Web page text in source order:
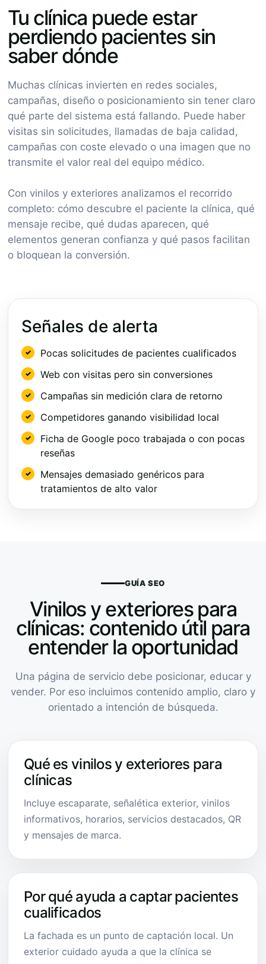
Tu clínica puede estar
perdiendo pacientes sin
saber dónde
Muchas clínicas invierten en redes sociales,
campañas, diseño o posicionamiento sin tener claro
qué parte del sistema está fallando. Puede haber
visitas sin solicitudes, llamadas de baja calidad,
campañas con coste elevado o una imagen que no
transmite el valor real del equipo médico.
Con vinilos y exteriores analizamos el recorrido
completo: cómo descubre el paciente la clínica, qué
mensaje recibe, qué dudas aparecen, qué
elementos generan confianza y qué pasos facilitan
o bloquean la conversión.
Señales de alerta
Pocas solicitudes de pacientes cualificados
Web con visitas pero sin conversiones
Campañas sin medición clara de retorno
Competidores ganando visibilidad local
Ficha de Google poco trabajada o con pocas
reseñas
Mensajes demasiado genéricos para
tratamientos de alto valor
GUÍA SEO
Vinilos y exteriores para
clínicas: contenido útil para
entender la oportunidad
Una página de servicio debe posicionar, educar y
vender. Por eso incluimos contenido amplio, claro y
orientado a intención de búsqueda.
Qué es vinilos y exteriores para
clínicas
Incluye escaparate, señalética exterior, vinilos
informativos, horarios, servicios destacados, QR
y mensajes de marca.
Por qué ayuda a captar pacientes
cualificados
La fachada es un punto de captación local. Un
exterior cuidado ayuda a que la clínica se